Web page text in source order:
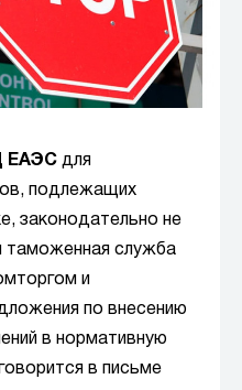
ЕАЭС для
подлежащих
законодательно не
таможенная служба
и
по внесению
в нормативную
в письме